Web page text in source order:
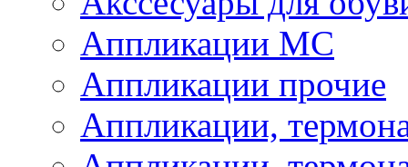
Аппликации МС
Аппликации прочие
Аппликации,